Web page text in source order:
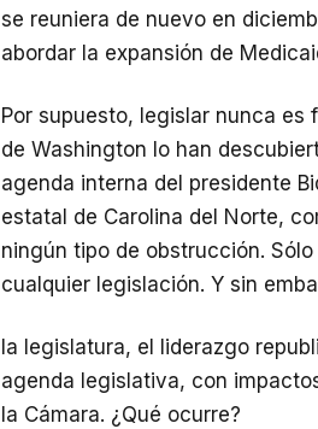
se reuniera de nuevo en
abordar la expansión de
Por supuesto, legislar nunca
de Washington lo han
agenda interna del presidente
estatal de Carolina del Norte,
ningún tipo de obstrucción.
cualquier legislación. Y sin
la legislatura, el liderazgo
agenda legislativa, con
la Cámara. ¿Qué ocurre?